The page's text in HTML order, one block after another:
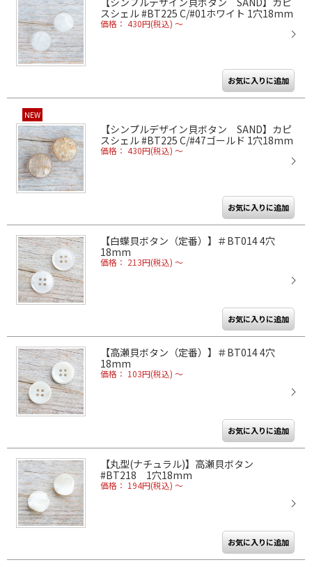
スシェル #BT225 C/#01ホワイト 1穴18mm
価格： 430円(税込) ～
NEW
【シンプルデザイン貝ボタン SAND】カピ
スシェル #BT225 C/#47ゴールド 1穴18mm
価格： 430円(税込) ～
【白蝶貝ボタン（定番）】＃BT014 4穴
18mm
価格： 213円(税込) ～
【高瀬貝ボタン（定番）】＃BT014 4穴
18mm
価格： 103円(税込) ～
【丸型(ナチュラル)】高瀬貝ボタン
#BT218 1穴18mm
価格： 194円(税込) ～